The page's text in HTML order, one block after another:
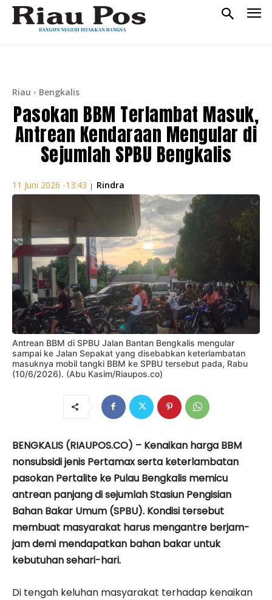
Riau Bengkalis
Pasokan BBM Terlambat Masuk,
Antrean Kendaraan Mengular di
Sejumlah SPBU Bengkalis
11 Juni 2026 -13:43 | Rindra
Antrean BBM di SPBU Jalan Bantan Bengkalis mengular
sampai ke Jalan Sepakat yang disebabkan keterlambatan
masuknya mobil tangki BBM ke SPBU tersebut pada, Rabu
(10/6/2026). (Abu Kasim/Riaupos.co)
BENGKALIS (RIAUPOS.CO) – Kenaikan harga BBM
nonsubsidi jenis Pertamax serta keterlambatan
pasokan Pertalite ke Pulau Bengkalis memicu
antrean panjang di sejumlah Stasiun Pengisian
Bahan Bakar Umum (SPBU). Kondisi tersebut
membuat masyarakat harus mengantre berjam-
jam demi mendapatkan bahan bakar untuk
kebutuhan sehari-hari.
Di tengah keluhan masyarakat terhadap kenaikan